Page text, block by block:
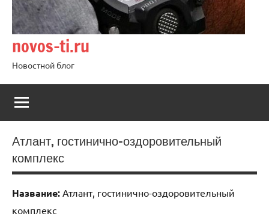
novos-ti.ru
Новостной блог
Атлант, гостинично-оздоровительный
комплекс
Название: Атлант, гостинично-оздоровительный
комплекс